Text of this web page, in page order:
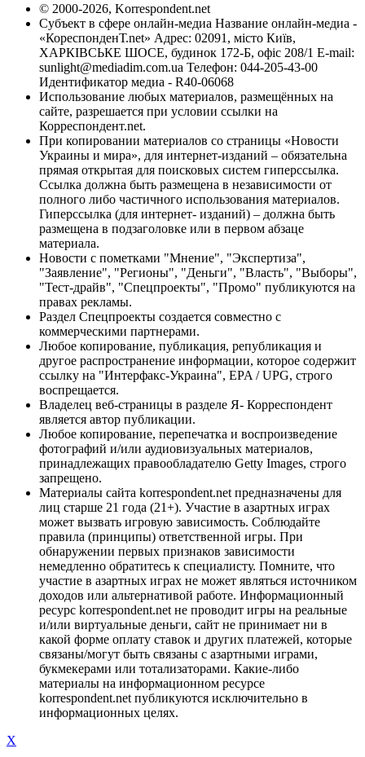
© 2000-2026, Korrespondent.net
Субъект в сфере онлайн-медиа Название онлайн-медиа -
«КореспонденТ.net» Адрес: 02091, місто Київ,
ХАРКІВСЬКЕ ШОСЕ, будинок 172-Б, офіс 208/1 E-mail:
sunlight@mediadim.com.ua Телефон: 044-205-43-00
Идентификатор медиа - R40-06068
Использование любых материалов, размещённых на
сайте, разрешается при условии ссылки на
Корреспондент.net.
При копировании материалов со страницы «Новости
Украины и мира», для интернет-изданий – обязательна
прямая открытая для поисковых систем гиперссылка.
Ссылка должна быть размещена в независимости от
полного либо частичного использования материалов.
Гиперссылка (для интернет- изданий) – должна быть
размещена в подзаголовке или в первом абзаце
материала.
Новости с пометками "Мнение", "Экспертиза",
"Заявление", "Регионы", "Деньги", "Власть", "Выборы",
"Тест-драйв", "Спецпроекты", "Промо" публикуются на
правах рекламы.
Раздел Спецпроекты создается совместно с
коммерческими партнерами.
Любое копирование, публикация, републикация и
другое распространение информации, которое содержит
ссылку на "Интерфакс-Украина", EPA / UPG, строго
воспрещается.
Владелец веб-страницы в разделе Я- Корреспондент
является автор публикации.
Любое копирование, перепечатка и воспроизведение
фотографий и/или аудиовизуальных материалов,
принадлежащих правообладателю Getty Images, строго
запрещено.
Материалы сайта korrespondent.net предназначены для
лиц старше 21 года (21+). Участие в азартных играх
может вызвать игровую зависимость. Соблюдайте
правила (принципы) ответственной игры. При
обнаружении первых признаков зависимости
немедленно обратитесь к специалисту. Помните, что
участие в азартных играх не может являться источником
доходов или альтернативой работе. Информационный
ресурс korrespondent.net не проводит игры на реальные
и/или виртуальные деньги, сайт не принимает ни в
какой форме оплату ставок и других платежей, которые
связаны/могут быть связаны с азартными играми,
букмекерами или тотализаторами. Какие-либо
материалы на информационном ресурсе
korrespondent.net публикуются исключительно в
информационных целях.
X